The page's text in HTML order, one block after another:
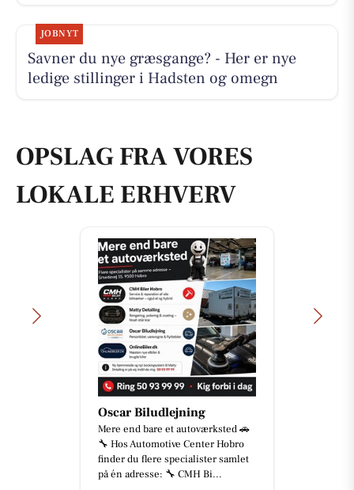
JOBNYT
Savner du nye græsgange? - Her er nye
ledige stillinger i Hadsten og omegn
OPSLAG FRA VORES
LOKALE ERHVERV
Oscar Biludlejning
Mere end bare et autoværksted 🚗
🔧 Hos Automotive Center Hobro
finder du flere specialister samlet
på én adresse: 🔧 CMH Bi...